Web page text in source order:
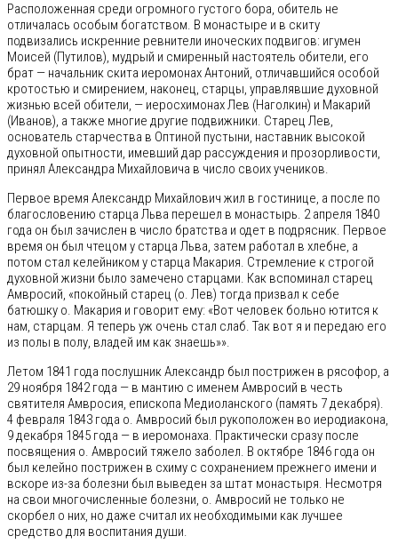
Расположенная среди огромного густого бора, обитель не
отличалась особым богатством. В монастыре и в скиту
подвизались искренние ревнители иноческих подвигов: игумен
Моисей (Путилов), мудрый и смиренный настоятель обители, его
брат — начальник скита иеромонах Антоний, отличавшийся особой
кротостью и смирением, наконец, старцы, управлявшие духовной
жизнью всей обители, — иеросхимонах Лев (Наголкин) и Макарий
(Иванов), а также многие другие подвижники. Старец Лев,
основатель старчества в Оптиной пустыни, наставник высокой
духовной опытности, имевший дар рассуждения и прозорливости,
принял Александра Михайловича в число своих учеников.
Первое время Александр Михайлович жил в гостинице, а после по
благословению старца Льва перешел в монастырь. 2 апреля 1840
года он был зачислен в число братства и одет в подрясник. Первое
время он был чтецом у старца Льва, затем работал в хлебне, а
потом стал келейником у старца Макария. Стремление к строгой
духовной жизни было замечено старцами. Как вспоминал старец
Амвросий, «покойный старец (о. Лев) тогда призвал к себе
батюшку о. Макария и говорит ему: «Вот человек больно ютится к
нам, старцам. Я теперь уж очень стал слаб. Так вот я и передаю его
из полы в полу, владей им как знаешь»».
Летом 1841 года послушник Александр был пострижен в рясофор, а
29 ноября 1842 года — в мантию с именем Амвросий в честь
святителя Амвросия, епископа Медиоланского (память 7 декабря).
4 февраля 1843 года о. Амвросий был рукоположен во иеродиакона,
9 декабря 1845 года — в иеромонаха. Практически сразу после
посвящения о. Амвросий тяжело заболел. В октябре 1846 года он
был келейно пострижен в схиму с сохранением прежнего имени и
вскоре из-за болезни был выведен за штат монастыря. Несмотря
на свои многочисленные болезни, о. Амвросий не только не
скорбел о них, но даже считал их необходимыми как лучшее
средство для воспитания души.